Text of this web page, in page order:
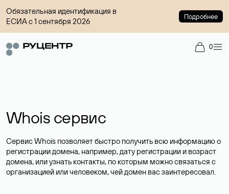
Обязательная идентификация в
ЕСИА с 1 сентября 2026
Подробнее
0
Whois сервис
Сервис Whois позволяет быстро получить всю информацию о
регистрации домена, например, дату регистрации и возраст
домена, или узнать контакты, по которым можно связаться с
организацией или человеком, чей домен вас заинтересовал.